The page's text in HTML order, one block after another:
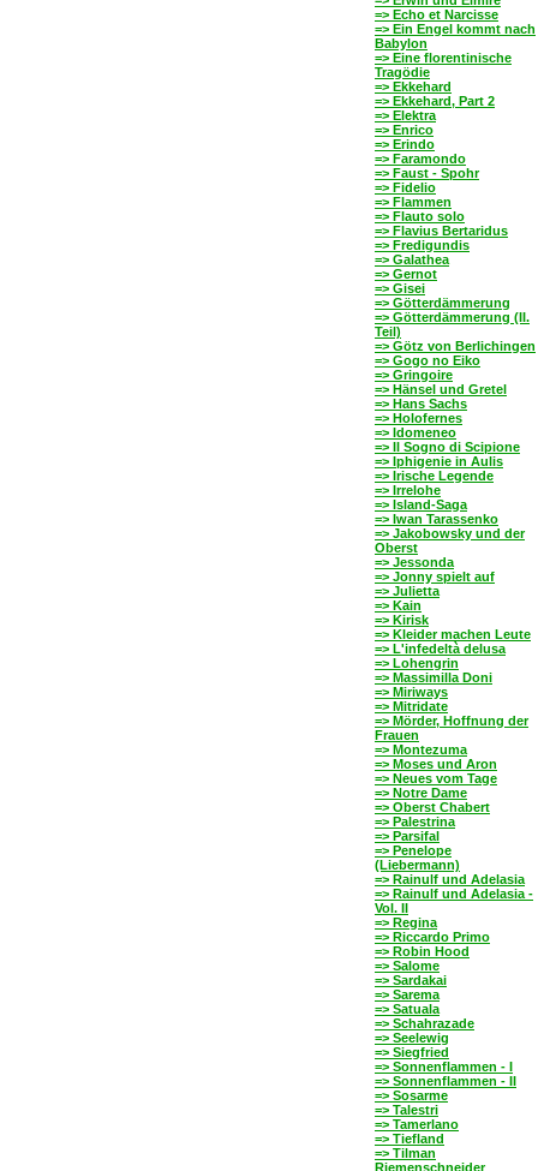
=> Echo et Narcisse
=> Ein Engel kommt nach
Babylon
=> Eine florentinische
Tragödie
=> Ekkehard
=> Ekkehard, Part 2
=> Elektra
=> Enrico
=> Erindo
=> Faramondo
=> Faust - Spohr
=> Fidelio
=> Flammen
=> Flauto solo
=> Flavius Bertaridus
=> Fredigundis
=> Galathea
=> Gernot
=> Gisei
=> Götterdämmerung
=> Götterdämmerung (II.
Teil)
=> Götz von Berlichingen
=> Gogo no Eiko
=> Gringoire
=> Hänsel und Gretel
=> Hans Sachs
=> Holofernes
=> Idomeneo
=> Il Sogno di Scipione
=> Iphigenie in Aulis
=> Irische Legende
=> Irrelohe
=> Island-Saga
=> Iwan Tarassenko
=> Jakobowsky und der
Oberst
=> Jessonda
=> Jonny spielt auf
=> Julietta
=> Kain
=> Kirisk
=> Kleider machen Leute
=> L'infedeltà delusa
=> Lohengrin
=> Massimilla Doni
=> Miriways
=> Mitridate
=> Mörder, Hoffnung der
Frauen
=> Montezuma
=> Moses und Aron
=> Neues vom Tage
=> Notre Dame
=> Oberst Chabert
=> Palestrina
=> Parsifal
=> Penelope
(Liebermann)
=> Rainulf und Adelasia
=> Rainulf und Adelasia -
Vol. II
=> Regina
=> Riccardo Primo
=> Robin Hood
=> Salome
=> Sardakai
=> Sarema
=> Satuala
=> Schahrazade
=> Seelewig
=> Siegfried
=> Sonnenflammen - I
=> Sonnenflammen - II
=> Sosarme
=> Talestri
=> Tamerlano
=> Tiefland
=> Tilman
Riemenschneider